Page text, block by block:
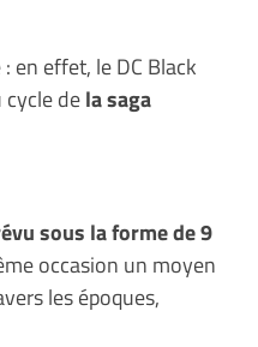
en effet, le DC Black
dela saga
sous la forme de 9
occasion un moyen
les époques,